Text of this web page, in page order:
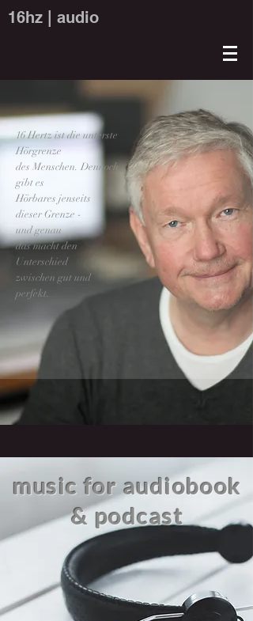
16hz | audio
16 Hertz ist die unterste
Hörgrenze
des Menschen. Dennoch
gibt es
Hörbares jenseits
dieser Grenze -
und genau
das macht den
Unterschied
zwischen gut und
perfekt.
music for audiobook
& podcast